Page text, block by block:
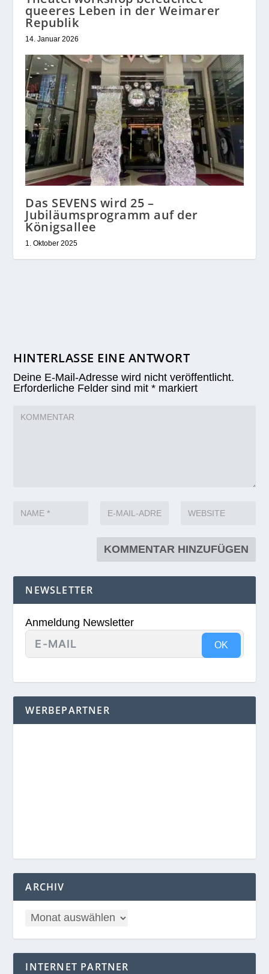
queeres Leben in der Weimarer
Republik
14. Januar 2026
Das SEVENS wird 25 –
Jubiläumsprogramm auf der
Königsallee
1. Oktober 2025
HINTERLASSE EINE ANTWORT
Deine E-Mail-Adresse wird nicht veröffentlicht.
Erforderliche Felder sind mit* markiert
NEWSLETTER
Anmeldung Newsletter
OK
WERBEPARTNER
ARCHIV
INTERNET PARTNER